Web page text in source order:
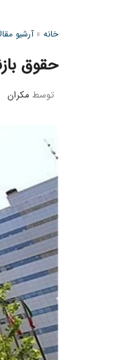
خانه »آرشیو
حقوق
توسط مکران